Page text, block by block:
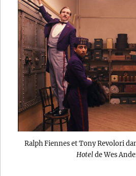
Ralph Fiennes et Tony Revolori
Hotelde Wes